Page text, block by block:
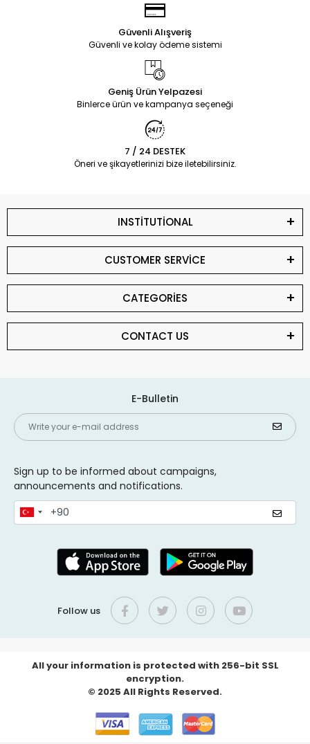
Güvenli Alışveriş
Güvenli ve kolay ödeme sistemi
Geniş Ürün Yelpazesi
Binlerce ürün ve kampanya seçeneği
7 / 24 DESTEK
Öneri ve şikayetlerinizi bize iletebilirsiniz.
INSTİTUTİONAL
CUSTOMER SERVİCE
CATEGORİES
CONTACT US
E-Bulletin
Sign up to be informed about campaigns,
announcements and notifications.
Follow us
All your information is protected with 256-bit SSL
encryption.
© 2025 All Rights Reserved.